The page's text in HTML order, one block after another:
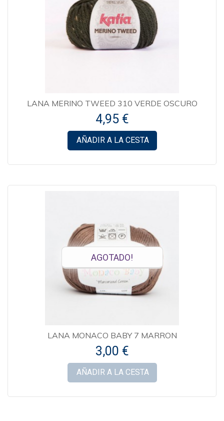
LANA MERINO TWEED 310 VERDE OSCURO
4,95 €
AÑADIR A LA CESTA
AGOTADO!
LANA MONACO BABY 7 MARRON
3,00 €
AÑADIR A LA CESTA